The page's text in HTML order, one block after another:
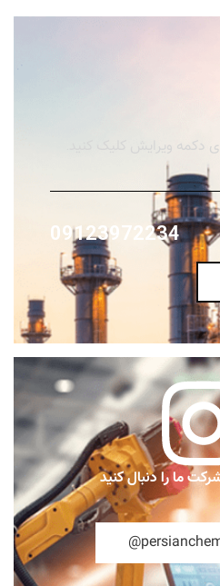
دکمه ویرایش کلیک کنید.
09123972234
ما را دنبال کنید